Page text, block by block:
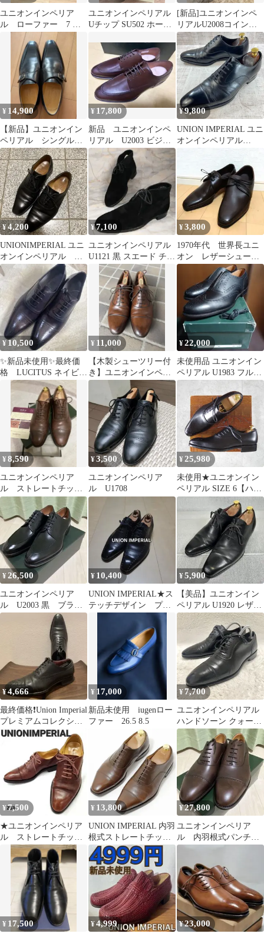
ユニオンインペリア
ル ローファー 7 日
本製 靴 シューズ
ユニオンインペリアル
Uチップ SU502 ホーウ
[新品]ユニオンインペ
リアルU2008コインロ
ーファー ダークブラウ
ン7EEE
¥ 14,900
【新品】ユニオンイン
ペリアル シングルモ
ンク UK6
¥ 17,800
新品 ユニオンインペ
リアル U2003 ビジネ
スシューズ 7EE
¥9,800
UNION IMPERIAL ユニ
オンインペリアル
プ ビジネスシューズ
25.5cm EEE メンズ 黒
日本製
¥4,200
UNIONIMPERIAL ユニ
オンインペリアル プ
レーントゥ
¥7,100
ユニオンインペリアル
U1121 黒 スエード チャ
ッカブーツ UK7
¥3,800
1970年代 世界長ユニ
オン レザーシュー
ズ 茶系（現 ユニオ
ンインペリアル）
¥10,500
✨新品未使用✨最終価
格 LUCITUS ネイビー
ドレスシューズ
¥ 11,000
【木製シューツリー付
き】ユニオンインペリ
アル サイズ8
¥22,000
未使用品 ユニオンイン
ペリアル U1983 フルブ
ローグ 黒 8.5(2E)
¥8,590
ユニオンインペリア
ル ストレートチッ
プ U2006 箱付き ワ
ンオーナー
¥3,500
ユニオンインペリア
ル U1708
¥25,980
未使用★ユニオンイン
ペリアル SIZE 6【ハン
ドソーンウェルテッド
製法★サイドレー
ス/U1104】カーフ/黒/メ
ンズ/Union
Imperial★o067
¥26,500
ユニオンインペリア
ル U2003 黒 ブラッ
ク Uチップ 8EE
¥ 10,400
UNION IMPERIAL★ス
テッチデザイン プレ
ステージ シューズ
¥5,900
【美品】ユニオンイン
ペリアル U1920 レザー
ポインデットトゥ UK6
黒
¥4,666
最終価格❗️Union Imperial
プレミアムコレクショ
ン 6
¥ 17,000
新品未使用 iugenロー
ファー 26.5 8.5
¥ 7,700
ユニオンインペリアル
ハンドソーン クォータ
ーブローグ ストレート
チップ
¥7,500
★ユニオンインペリア
ル ストレートチッ
プ ビブラムソール
レースアップ UK6
¥ 13,800
UNION IMPERIAL 内羽
根式ストレートチップ
7/25cm
¥27,800
ユニオンインペリア
ル 内羽根式パンチド
キャップトゥ ダーク
¥ 17,500 ¥4,999 ¥23,000